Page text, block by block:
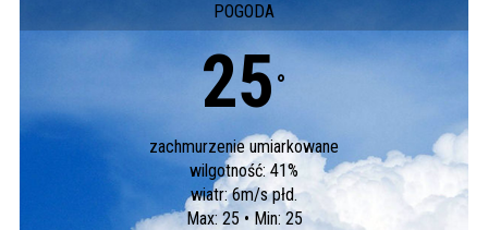
POGODA
25 °
zachmurzenie umiarkowane
wilgotność: 41%
wiatr: 6m/s płd.
Max: 25 • Min: 25